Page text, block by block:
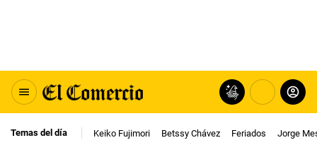
Temas del día Keiko Fujimori Betssy Chávez Feriados Jorge